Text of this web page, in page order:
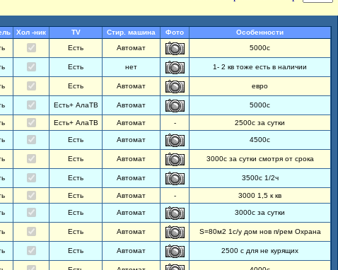
Хол -ник TV Стир. машина Фото
Особенности
Есть Автомат 5000с
Есть нет 1- 2 кв тоже есть в наличии
Есть Автомат евро
Есть+ АлаТВ Автомат 5000с
Есть+ АлаТВ Автомат - 2500с за сутки
Есть Автомат 4500с
Есть Автомат 3000с за сутки смотря от срока
Есть Автомат 3500с 1/2ч
Есть Автомат - 3000 1,5 к кв
Есть Автомат 3000с за сутки
Есть Автомат S=80м2 1с/у дом нов п/рем Охрана
Есть Автомат 2500 с для не курящих